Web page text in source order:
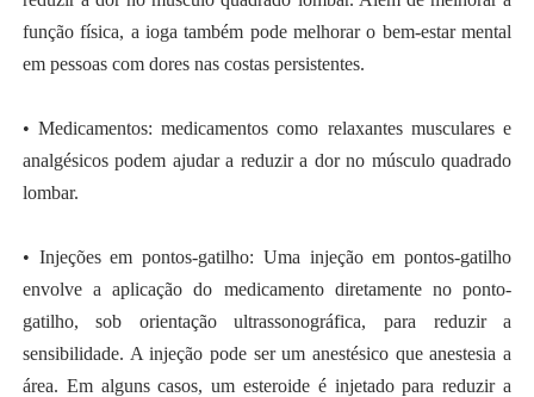
função física, a ioga também pode melhorar o bem-estar mental
em pessoas com dores nas costas persistentes.
• Medicamentos: medicamentos como relaxantes musculares e
analgésicos podem ajudar a reduzir a dor no músculo quadrado
lombar.
• Injeções em pontos-gatilho: Uma injeção em pontos-gatilho
envolve a aplicação do medicamento diretamente no ponto-
gatilho, sob orientação ultrassonográfica, para reduzir a
sensibilidade. A injeção pode ser um anestésico que anestesia a
área. Em alguns casos, um esteroide é injetado para reduzir a